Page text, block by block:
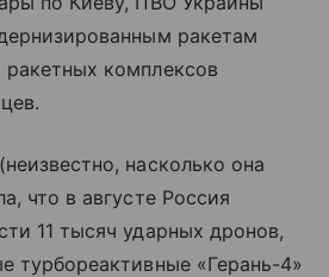
ракетам
комплексов
насколько она
что в августе Россия
11 тысяч ударных дронов,
турбореактивные «Герань-4»